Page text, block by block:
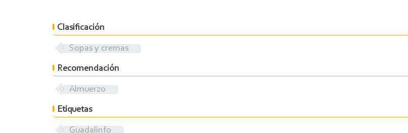
Clasificación
Sopas y cremas
Recomendación
Almuerzo
Etiquetas
Guadalinfo